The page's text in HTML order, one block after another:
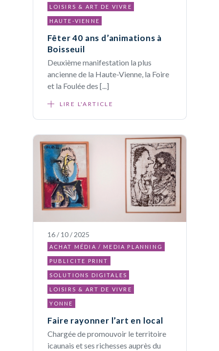
LOISIRS & ART DE VIVRE
HAUTE-VIENNE
Fêter 40 ans d’animations à
Boisseuil
Deuxième manifestation la plus
ancienne de la Haute-Vienne, la Foire
et la Foulée des [...]
LIRE L'ARTICLE
16 / 10 / 2025
ACHAT MÉDIA / MEDIA PLANNING
PUBLICITE PRINT
SOLUTIONS DIGITALES
LOISIRS & ART DE VIVRE
YONNE
Faire rayonner l’art en local
Chargée de promouvoir le territoire
icaunais et ses richesses auprès du